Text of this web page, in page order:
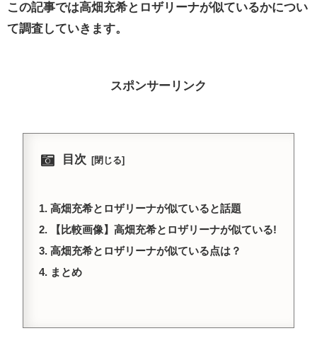
この記事では高畑充希とロザリーナが似ているかについ
て調査していきます。
スポンサーリンク
目次
高畑充希とロザリーナが似ていると話題
【比較画像】高畑充希とロザリーナが似ている!
高畑充希とロザリーナが似ている点は？
まとめ